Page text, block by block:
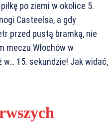
po ziemi w okolice 5.
Casteelsa, a gdy
przed pustą bramką, nie
meczu Włochów w
15. sekundzie! Jak widać,